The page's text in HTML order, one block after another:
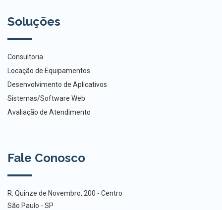
Soluções
Consultoria
Locação de Equipamentos
Desenvolvimento de Aplicativos
Sistemas/Software Web
Avaliação de Atendimento
Fale Conosco
R. Quinze de Novembro, 200 - Centro
São Paulo - SP